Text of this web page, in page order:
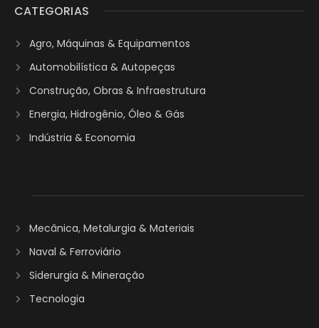
CATEGORIAS
Agro, Máquinas & Equipamentos
Automobilística & Autopeças
Construção, Obras & Infraestrutura
Energia, Hidrogênio, Óleo & Gás
Indústria & Economia
Mecânica, Metalurgia & Materiais
Naval & Ferroviário
Siderurgia & Mineração
Tecnologia